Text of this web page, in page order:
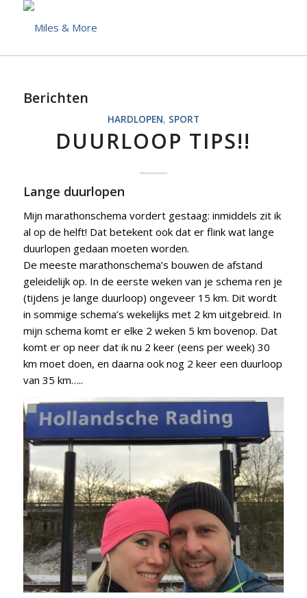
Berichten
HARDLOPEN, SPORT
DUURLOOP TIPS!!
Lange duurlopen
Mijn marathonschema vordert gestaag: inmiddels zit ik
al op de helft! Dat betekent ook dat er flink wat lange
duurlopen gedaan moeten worden.
De meeste marathonschema’s bouwen de afstand
geleidelijk op. In de eerste weken van je schema ren je
(tijdens je lange duurloop) ongeveer 15 km. Dit wordt
in sommige schema’s wekelijks met 2 km uitgebreid. In
mijn schema komt er elke 2 weken 5 km bovenop. Dat
komt er op neer dat ik nu 2 keer (eens per week) 30
km moet doen, en daarna ook nog 2 keer een duurloop
van 35 km…..